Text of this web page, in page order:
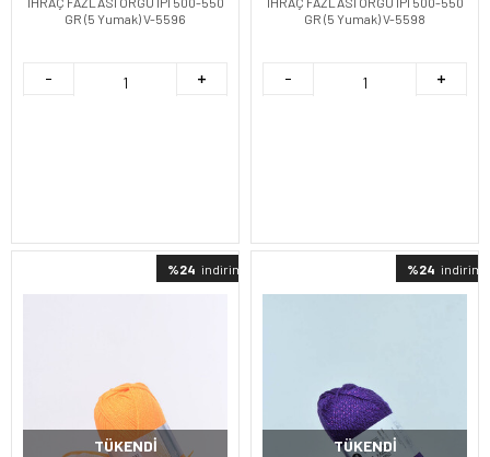
GR (5 Yumak) V-5596
GR (5 Yumak) V-5598
%24 indirimli
TÜKENDI
%24 indirimli
TÜKENDI